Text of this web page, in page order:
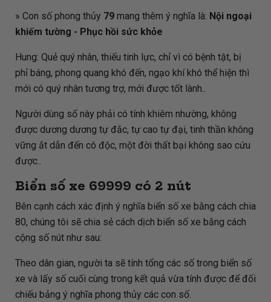
» Con số phong thủy 79mang thêm ý nghĩa là: Nội ngoại
khiếm tường - Phục hồi sức khỏe
Hung: Quẻ quý nhân, thiếu tinh lực, chỉ vì có bệnh tật, bị
phỉ báng, phong quang khó đến, ngạo khí khó thể hiện thì
mới có quý nhân tương trợ, mới được tốt lành..
Người dùng số này phải có tính khiêm nhường, không
được dương dương tự đắc, tự cao tự đại, tinh thần không
vững ắt dẫn đến cô độc, một đời thất bại không sao cứu
được..
Biển số xe 69999 có 2 nút
Bên cạnh cách xác định ý nghĩa biển số xe bằng cách chia
80, chúng tôi sẽ chia sẻ cách dịch biển số xe bằng cách
cộng số nút như sau:
Theo dân gian, người ta sẽ tính tổng các số trong biển số
xe và lấy số cuối cùng trong kết quả vừa tính được để đối
chiếu bảng ý nghĩa phong thủy các con số.